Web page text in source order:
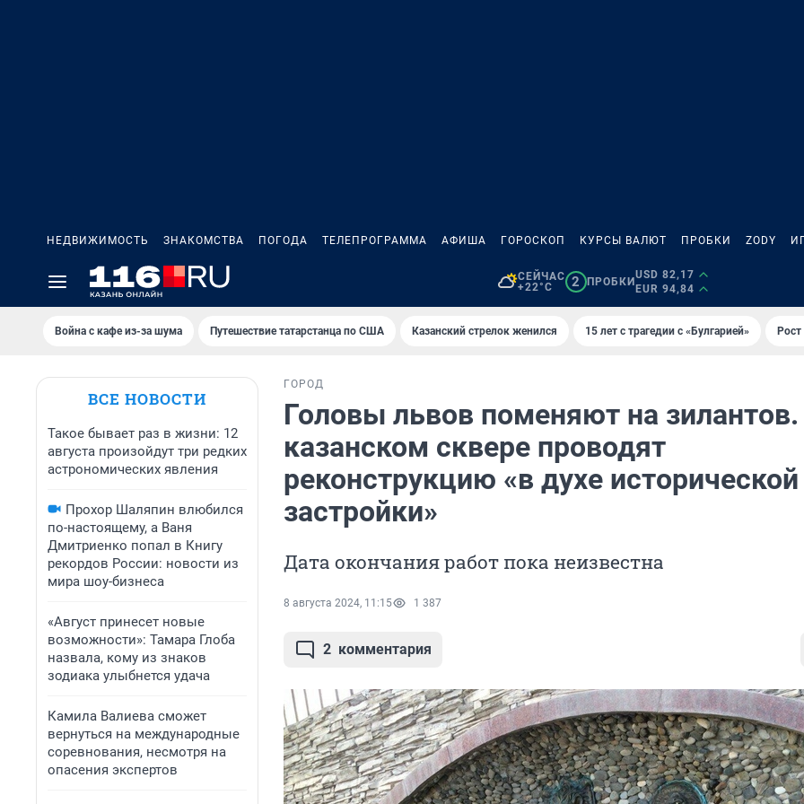
НЕДВИЖИМОСТЬ ЗНАКОМСТВА ПОГОДА ТЕЛЕПРОГРАММА АФИША ГОРОСКОП КУРСЫ ВАЛЮТ ПРОБКИ ZODY
СЕЙЧАС
+22°C
2 ПРОБКИ
USD 82,17
EUR 94,84
Война с кафе из-за шума Путешествие татарстанца по США Казанский стрелок женился 15 лет с трагедии с «Булгарией»
ВСЕ НОВОСТИ
Такое бывает раз в жизни: 12
августа произойдут три редких
астрономических явления
Прохор Шаляпин влюбился
по-настоящему, а Ваня
Дмитриенко попал в Книгу
рекордов России: новости из
мира шоу-бизнеса
«Август принесет новые
возможности»: Тамара Глоба
назвала, кому из знаков
зодиака улыбнется удача
Камила Валиева сможет
вернуться на международные
соревнования, несмотря на
опасения экспертов
ГОРОД
Головы львов поменяют на
казанском сквере проводят
реконструкцию «в духе исторической
застройки»
Дата окончания работ пока неизвестна
8 августа 2024, 11:15 1 387
2 комментария